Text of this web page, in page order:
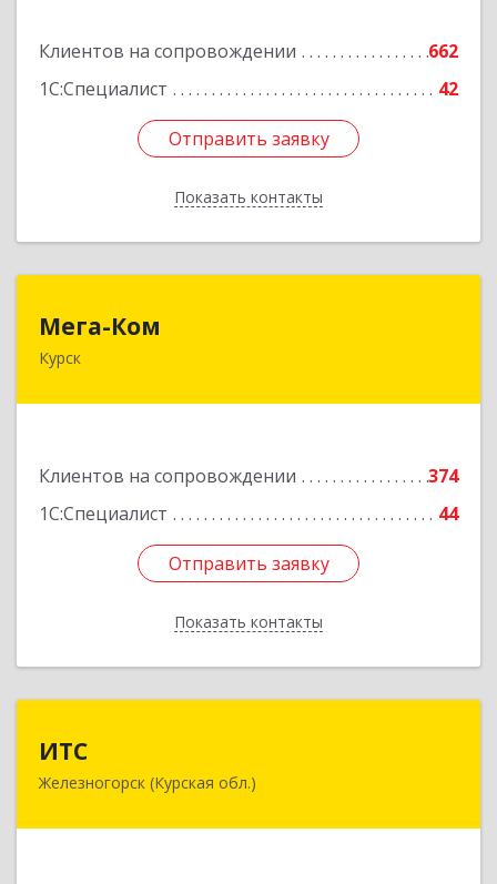
Клиентов на сопровождении
662
1С:Специалист
42
Отправить заявку
Показать контакты
Отправить заявку
Назад
Мега-Ком
Курск
Клиентов на сопровождении
374
1С:Специалист
44
Отправить заявку
Показать контакты
305001, Курская обл, Курск г, Красной Армии ул,
Отправить заявку
Назад
ИТС
Железногорск (Курская обл.)
307178, Курская обл, Железногорск г,